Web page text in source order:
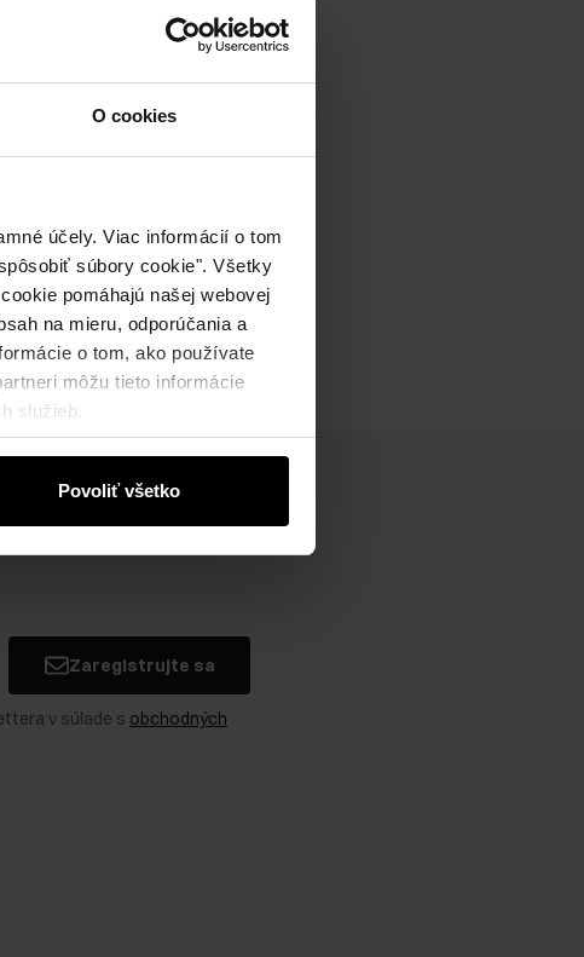
O cookies
účely. Viac informácií o tom
súbory cookie". Všetky
pomáhajú našej webovej
na mieru, odporúčania a
o tom, ako používate
môžu tieto informácie
služieb.
Povoliť všetko
Zaregistrujte sa
v súlade s obchodných